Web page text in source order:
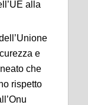
alla
e
che
rispetto